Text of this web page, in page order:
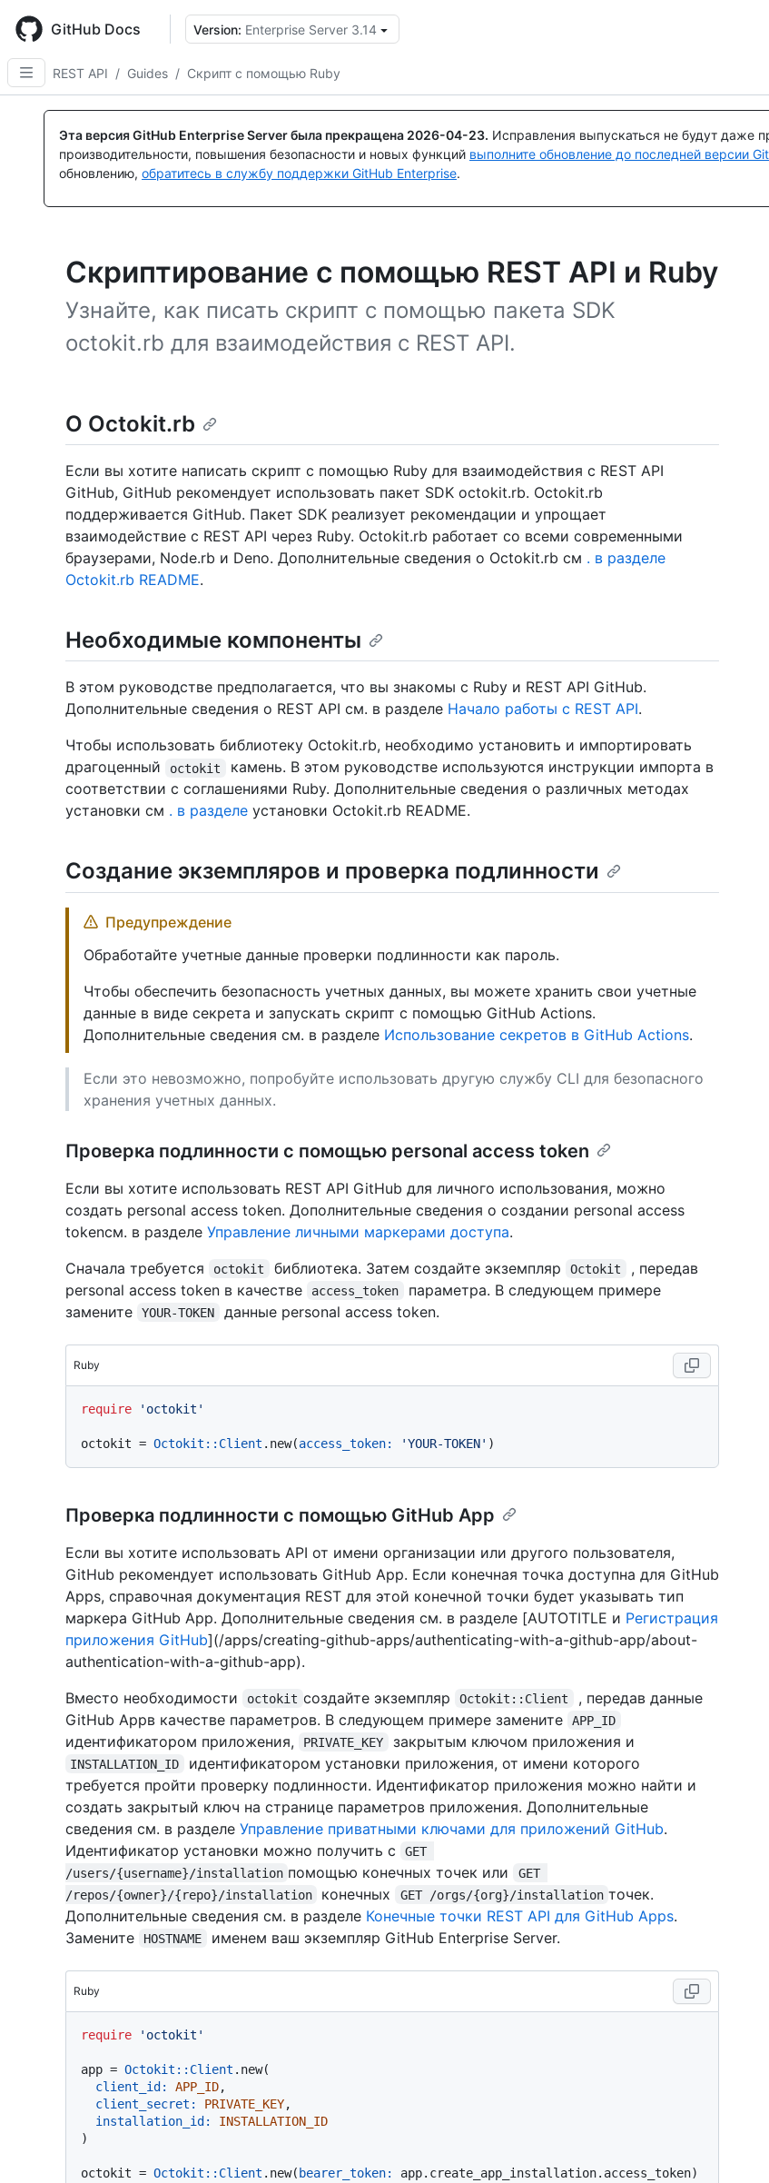
main
content
GitHub Docs Version: Enterprise Server 3.14
REST API / Guides / Скрипт с помощью Ruby
Эта версия GitHub Enterprise Server была прекращена 2026-04-23. Исправления выпускаться не будут даже
производительности, повышения безопасности и новых функций выполните обновление до последней версии
обновлению, обратитесь в службу поддержки GitHub Enterprise.
Скриптирование с помощью REST API и Ruby
Узнайте, как писать скрипт с помощью пакета SDK
octokit.rb для взаимодействия с REST API.
О Octokit.rb
Если вы хотите написать скрипт с помощью Ruby для взаимодействия с REST API
GitHub, GitHub рекомендует использовать пакет SDK octokit.rb. Octokit.rb
поддерживается GitHub. Пакет SDK реализует рекомендации и упрощает
взаимодействие с REST API через Ruby. Octokit.rb работает со всеми современными
браузерами, Node.rb и Deno. Дополнительные сведения о Octokit.rb см . в разделе
Octokit.rb README.
Необходимые компоненты
В этом руководстве предполагается, что вы знакомы с Ruby и REST API GitHub.
Дополнительные сведения о REST API см. в разделе Начало работы с REST API.
Чтобы использовать библиотеку Octokit.rb, необходимо установить и импортировать
драгоценный
octokit
камень. В этом руководстве используются инструкции импорта в
соответствии с соглашениями Ruby. Дополнительные сведения о различных методах
установки см . в разделе установки Octokit.rb README.
Создание экземпляров и проверка подлинности
Предупреждение
Обработайте учетные данные проверки подлинности как пароль.
Чтобы обеспечить безопасность учетных данных, вы можете хранить свои учетные
данные в виде секрета и запускать скрипт с помощью GitHub Actions.
Дополнительные сведения см. в разделе Использование секретов в GitHub Actions.
Если это невозможно, попробуйте использовать другую службу CLI для безопасного
хранения учетных данных.
Проверка подлинности с помощью personal access token
Если вы хотите использовать REST API GitHub для личного использования, можно
создать personal access token. Дополнительные сведения о создании personal access
tokenсм. в разделе Управление личными маркерами доступа.
Сначала требуется
octokit библиотека. Затем создайте экземпляр Octokit
, передав
personal access token в качестве
access_token
параметра. В следующем примере
замените
YOUR-TOKEN данные personal access token.
Ruby
require 'octokit'
octokit = Octokit::Client .new(access_token: 'YOUR-TOKEN'
Проверка подлинности с помощью GitHub App
Если вы хотите использовать API от имени организации или другого пользователя,
GitHub рекомендует использовать GitHub App. Если конечная точка доступна для GitHub
Apps, справочная документация REST для этой конечной точки будет указывать тип
маркера GitHub App. Дополнительные сведения см. в разделе [AUTOTITLE и Регистрация
приложения GitHub](/apps/creating-github-apps/authenticating-with-a-github-app/about-
authentication-with-a-github-app).
Вместо необходимости
octokit создайте экземпляр Octokit::Client
, передав данные
GitHub Appв качестве параметров. В следующем примере замените
APP_ID
идентификатором приложения, PRIVATE_KEY закрытым ключом приложения и
INSTALLATION_ID
идентификатором установки приложения, от имени которого
требуется пройти проверку подлинности. Идентификатор приложения можно найти и
создать закрытый ключ на странице параметров приложения. Дополнительные
сведения см. в разделе Управление приватными ключами для приложений GitHub.
Идентификатор установки можно получить с
GET
/users/{username}/installation помощью конечных точек или
GET
/repos/{owner}/{repo}/installation
конечных GET /orgs/{org}/installation точек.
Дополнительные сведения см. в разделе Конечные точки REST API для GitHub Apps.
Замените
HOSTNAME именем ваш экземпляр GitHub Enterprise Server.
Ruby
require 'octokit'
app = Octokit::Client .new(
client_id:
APP_ID,
client_secret:
PRIVATE_KEY,
installation_id:
INSTALLATION_ID
)
octokit = Octokit::Client .new(bearer_token: